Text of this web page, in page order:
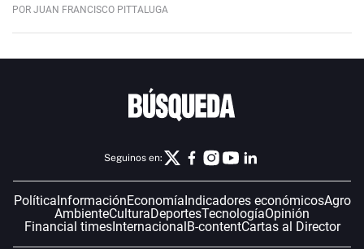
POR JUAN FRANCISCO PITTALUGA
Seguinos en:
Política InformaciónEconomía Indicadores económicosAgro
AmbienteCulturaDeportesTecnologíaOpinión
Financial timesInternacional B-contentCartas al Director